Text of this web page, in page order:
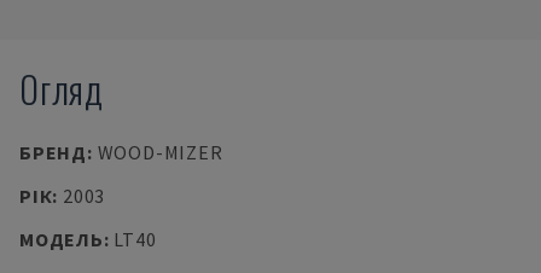
Огляд
БРЕНД: WOOD-MIZER
РІК: 2003
МОДЕЛЬ: LT40